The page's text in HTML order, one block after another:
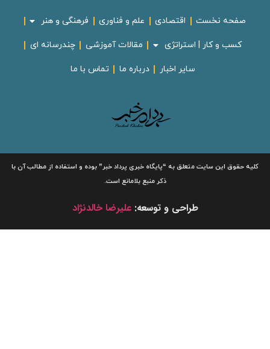
صفحه نخست اقتصادی علم و فناوری فرهنگی و هنر
کسب و کار | استراتژی مقالات آموزشی چندرسانه ای
سایر اخبار درباره ما تماس با ما
کلیه حقوق این سایت متعلق به“پایگاه خبریپرداد خبر”بوده و استفاده از مطالب آن با
ذکر منبع بلامانع است.
طراحی و توسعه:علیرضا خالدنژاد